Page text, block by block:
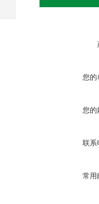
您的
您的
联系
常用